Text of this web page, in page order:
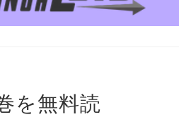
を無料読